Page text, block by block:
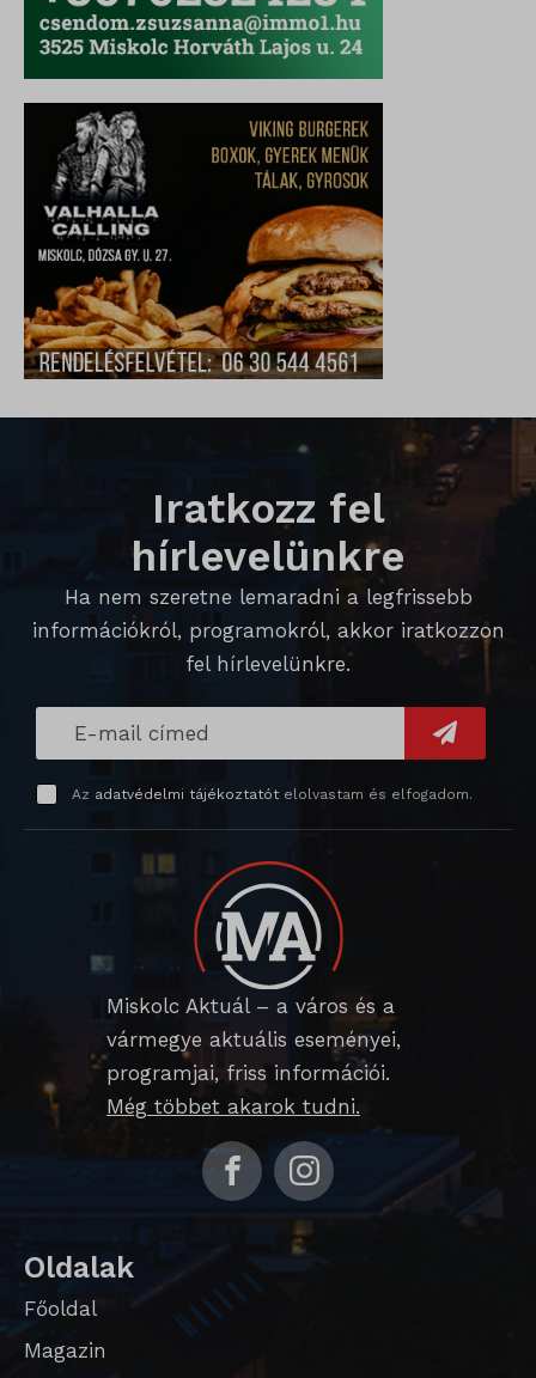
Iratkozz fel
hírlevelünkre
Ha nem szeretne lemaradni a legfrissebb
információkról, programokról, akkor iratkozzon
fel hírlevelünkre.
Az adatvédelmi tájékoztatótelolvastam és elfogadom.
Miskolc Aktuál – a város és a
vármegye aktuális eseményei,
programjai, friss információi.
Még többet akarok tudni.
Oldalak
Főoldal
Magazin
_qimei_uuid42
cato_fw_inet
chatbase_anon_id
cookieyes-consent
i18next
litespeed_qc_hide_banner
SL_GWPT_Show_Hide_tmp
SL_wptGlobTipTmp
SLO_wptGlobTipTmp
sm_spd_caution
ssm_au_c